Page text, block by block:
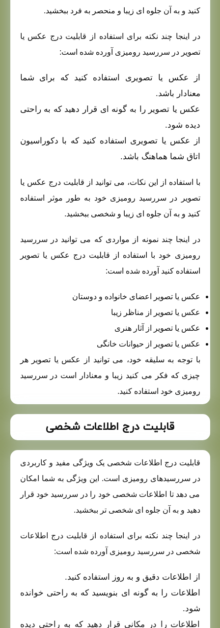
کنید و به آن جلوه ای زیبا و منحصر به فرد ببخشید.
در اینجا چند نکته برای استفاده از قابلیت درج عکس یا
تصویر در سررسید رومیزی آورده شده است:
از عکس یا تصویری استفاده کنید که برای شما
معنادار باشد.
عکس یا تصویر را به گونه ای قرار دهید که به راحتی
دیده شود.
از عکس یا تصویری استفاده کنید که با دکوراسیون
اتاق شما هماهنگ باشد.
با استفاده از این نکات، می توانید از قابلیت درج عکس یا
تصویر در سررسید رومیزی خود به طور موثر استفاده
کنید و به آن جلوه ای زیبا و شخصی ببخشید.
در اینجا چند نمونه از مواردی که می توانید در سررسید
رومیزی خود با استفاده از قابلیت درج عکس یا تصویر
استفاده کنید آورده شده است:
عکس یا تصویر اعضای خانواده و دوستان
عکس یا تصویر از مناظر زیبا
عکس یا تصویر از آثار هنری
عکس یا تصویر از حیوانات خانگی
با توجه به سلیقه خود، می توانید از عکس یا تصویر هر
چیزی که فکر می کنید زیبا و معنادار است در سررسید
رومیزی خود استفاده کنید.
قابلیت درج اطلاعات شخصی
قابلیت درج اطلاعات شخصی یک ویژگی مفید و کاربردی
در سررسیدهای رومیزی است. این ویژگی به شما امکان
می دهد تا اطلاعات شخصی خود را در سررسید خود قرار
دهید و به آن جلوه ای شخصی تر ببخشید.
در اینجا چند نکته برای استفاده از قابلیت درج اطلاعات
شخصی در سررسید رومیزی آورده شده است:
از اطلاعات دقیق و به روز استفاده کنید.
اطلاعات را به گونه ای بنویسید که به راحتی خوانده
شود.
اطلاعات را در مکانی قرار دهید که به راحتی دیده